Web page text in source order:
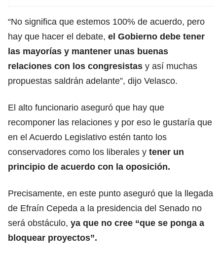
“No significa que estemos 100% de acuerdo, pero
hay que hacer el debate, el Gobierno debe tener
las mayorías y mantener unas buenas
relaciones con los congresistas y así muchas
propuestas saldrán adelante”, dijo Velasco.
El alto funcionario aseguró que hay que
recomponer las relaciones y por eso le gustaría que
en el Acuerdo Legislativo estén tanto los
conservadores como los liberales y tener un
principio de acuerdo con la oposición.
Precisamente, en este punto aseguró que la llegada
de Efraín Cepeda a la presidencia del Senado no
será obstáculo, ya que no cree “que se ponga a
bloquear proyectos”.